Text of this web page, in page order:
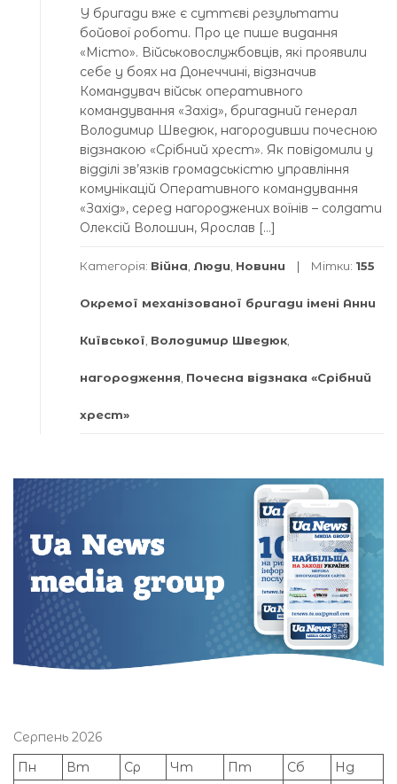
У бригади вже є суттєві результати
бойової роботи. Про це пише видання
«Місто». Військовослужбовців, які проявили
себе у боях на Донеччині, відзначив
Командувач військ оперативного
командування «Захід», бригадний генерал
Володимир Шведюк, нагородивши почесною
відзнакою «Срібний хрест». Як повідомили у
відділі зв’язків громадськістю управління
комунікацій Оперативного командування
«Захід», серед нагороджених воїнів – солдати
Олексій Волошин, Ярослав […]
Категорія: Війна Люди Новини Мітки: 155
Окремої механізованої бригади імені Анни
Київської Володимир Шведюк
нагородження Почесна відзнака «Срібний
хрест»
Серпень 2026
Пн
Вт Ср Чт Пт Сб
Нд